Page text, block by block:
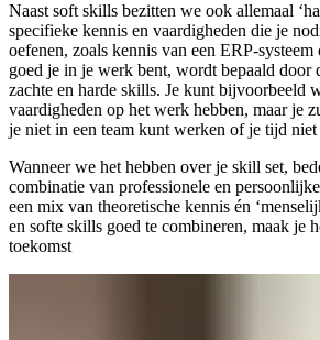
Naast soft skills bezitten we ook allemaal
specifieke kennis en vaardigheden die je
oefenen, zoals kennis van een ERP-
goed je in je werk bent, wordt bepaald door
zachte en harde skills. Je kunt bijvoorbeeld
vaardigheden op het werk hebben, maar je
je niet in een team kunt werken of je tijd
Wanneer we het hebben over je skill set,
combinatie van professionele en
een mix van theoretische kennis én
en softe skills goed te combineren, maak je
toekomst